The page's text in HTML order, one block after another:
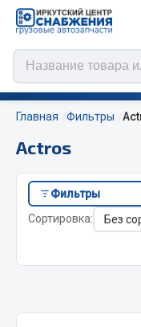
Цепи
ЦЕПИ РОССИЯ
Весь раздел
Главная Фильтры
Actros
Фильтры
Сортировка: